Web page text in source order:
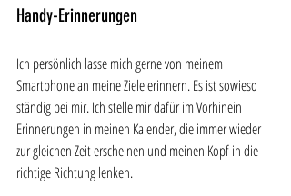
Handy-Erinnerungen
Ich persönlich lasse mich gerne von meinem
Smartphone an meine Ziele erinnern. Es ist sowieso
ständig bei mir. Ich stelle mir dafür im Vorhinein
Erinnerungen in meinen Kalender, die immer wieder
zur gleichen Zeit erscheinen und meinen Kopf in die
richtige Richtung lenken.